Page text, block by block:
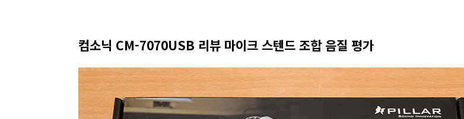
컴소닉 CM-7070USB 리뷰 마이크 스텐드 조합 음질 평가